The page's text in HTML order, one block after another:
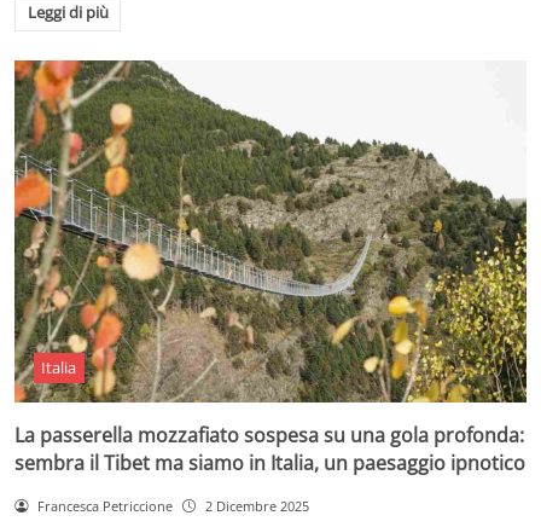
Leggi di più
Italia
La passerella mozzafiato sospesa su una gola profonda:
sembra il Tibet ma siamo in Italia, un paesaggio ipnotico
Francesca Petriccione 2 Dicembre 2025